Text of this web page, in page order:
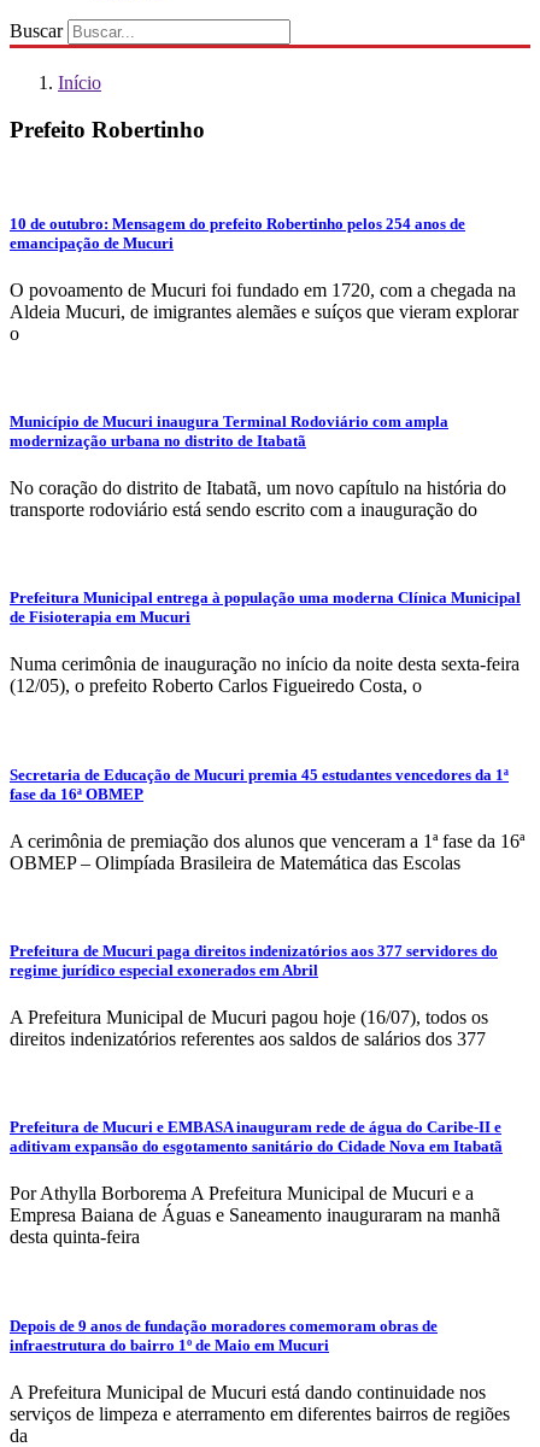
Buscar
Início
Prefeito Robertinho
10 de outubro: Mensagem do prefeito Robertinho pelos 254 anos de
emancipação de Mucuri
O povoamento de Mucuri foi fundado em 1720, com a chegada na
Aldeia Mucuri, de imigrantes alemães e suíços que vieram explorar
o
Município de Mucuri inaugura Terminal Rodoviário com ampla
modernização urbana no distrito de Itabatã
No coração do distrito de Itabatã, um novo capítulo na história do
transporte rodoviário está sendo escrito com a inauguração do
Prefeitura Municipal entrega à população uma moderna Clínica Municipal
de Fisioterapia em Mucuri
Numa cerimônia de inauguração no início da noite desta sexta-feira
(12/05), o prefeito Roberto Carlos Figueiredo Costa, o
Secretaria de Educação de Mucuri premia 45 estudantes vencedores da 1ª
fase da 16ª OBMEP
A cerimônia de premiação dos alunos que venceram a 1ª fase da 16ª
OBMEP – Olimpíada Brasileira de Matemática das Escolas
Prefeitura de Mucuri paga direitos indenizatórios aos 377 servidores do
regime jurídico especial exonerados em Abril
A Prefeitura Municipal de Mucuri pagou hoje (16/07), todos os
direitos indenizatórios referentes aos saldos de salários dos 377
Prefeitura de Mucuri e EMBASA inauguram rede de água do Caribe-II e
aditivam expansão do esgotamento sanitário do Cidade Nova em Itabatã
Por Athylla Borborema A Prefeitura Municipal de Mucuri e a
Empresa Baiana de Águas e Saneamento inauguraram na manhã
desta quinta-feira
Depois de 9 anos de fundação moradores comemoram obras de
infraestrutura do bairro 1º de Maio em Mucuri
A Prefeitura Municipal de Mucuri está dando continuidade nos
serviços de limpeza e aterramento em diferentes bairros de regiões
da